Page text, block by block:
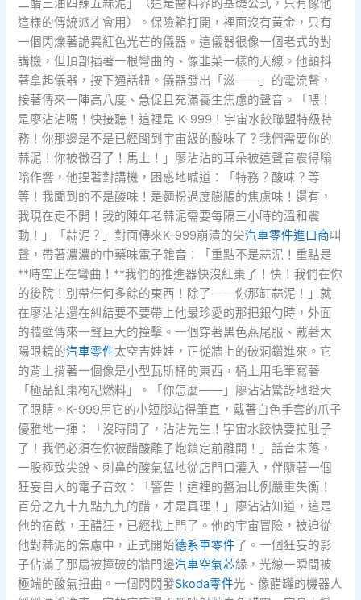
二醋三油四辣五蒜泥」（這是醬料界的基礎公式，只有像他
這樣的傳統派才會用）。保險箱打開，裡面沒有黃金，只有
一個閃爍著詭異紅色光芒的儀器。這儀器很像一個老式的對
講機，但頂部插著一根彎曲的、像韭菜一樣的天線。他顫抖
著拿起儀器，按下通話鈕。儀器發出「滋——」的電流聲，
接著傳來一陣高八度、急促且充滿養生焦慮的聲音。「喂！
是廖沾沾嗎！快接聽！這裡是 K-999！宇宙水餃聯盟特級特
務！你那邊是不是已經聞到宇宙級的酸味了？我們需要你的
蒜泥！你被徵召了！馬上！」廖沾沾的耳朵被這聲音震得嗡
嗡作響，他捏著對講機，困惑地喊道：「特務？酸味？等
等！我聞到的不是酸味！是麵粉過度膨脹的焦慮味！還有，
我現在走不開！我的陳年老蒜泥需要每隔三小時的溫和震
動！」「蒜泥？」對面傳來K-999崩潰的尖汽車零件進口商叫
聲，帶著濃濃的中藥味電子雜音：「重點不是蒜泥！重點是
**時空正在彎曲！**我們的推進器快沒紅棗了！快！我們在你
的後院！別帶任何多餘的東西！除了——你那缸蒜泥！」就
在廖沾沾還在糾結要不要帶上他最珍愛的那把銀勺時，外面
的牆壁傳來一聲巨大的撞擊。一個穿著黑色燕尾服、戴著太
陽眼鏡的汽車零件太空吉娃娃，正從牆上的破洞鑽進來。它
的背上揹著一個像是小型瓦斯桶的東西，桶上用毛筆寫著
「極品紅棗枸杞燃料」。「你怎麼——」廖沾沾驚訝地瞪大
了眼睛。K-999用它的小短腿站得筆直，戴著白色手套的爪子
優雅地一揮：「沒時間了，沾沾先生！宇宙水餃快要拉肚子
了！我們必須在你被醋酸離子炮鎖定前離開！」話音未落，
一股極致尖銳、刺鼻的酸氣猛地從店門口灌入，伴隨著一個
狂妄自大的電子音效：「警告！這裡的醬油比例嚴重失衡！
百分之九十九點九九的醋，才是真理！」廖沾沾知道，這是
他的宿敵，王醋狂，已經找上門了。他的宇宙冒險，被迫從
他對蒜泥的焦慮中，正式開始德系車零件了。一個狂妄的影
子佔滿了那扇被撞破的牆門邊汽車空氣芯緣，光線一瞬間被
極端的酸氣扭曲。一個閃閃發Skoda零件光、像醋罐的機器人